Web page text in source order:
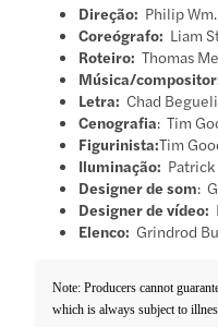
Direção: Philip
Coreógrafo: Liam
Roteiro: Thomas
Música/
Letra: Chad
Cenografia: Tim
Figurinista:Tim
Iluminação:
Designer de som:
Designer de vídeo:
Elenco: Grindrod
Note: Producers cannot
which is always subject to